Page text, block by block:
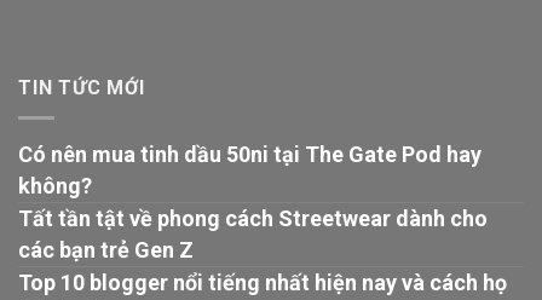
TIN TỨC MỚI
Có nên mua tinh dầu 50ni tại The Gate Pod hay
không?
Tất tần tật về phong cách Streetwear dành cho
các bạn trẻ Gen Z
Top 10 blogger nổi tiếng nhất hiện nay và cách họ